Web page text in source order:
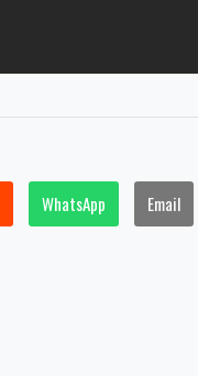
WhatsApp Email